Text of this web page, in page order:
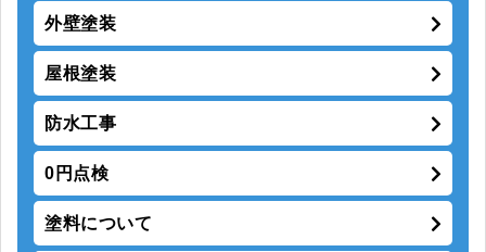
外壁塗装
屋根塗装
防水工事
0円点検
塗料について